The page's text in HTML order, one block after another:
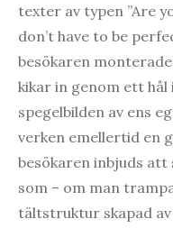
texter av typen ”Are
don’t have to be
besökaren
kikar in genom ett
spegelbilden av ens
verken emellertid en
besökaren inbjuds
som – om man
tältstruktur skapad